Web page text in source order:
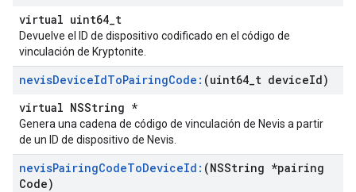
virtual uint64_t
Devuelve el ID de dispositivo codificado en el código de
vinculación de Kryptonite.
nevisDeviceIdToPairingCode: (uint64 t deviceId)
virtual NSString *
Genera una cadena de código de vinculación de Nevis a partir
de un ID de dispositivo de Nevis.
nevisPairingCodeToDeviceId: (NSString *pairing
Code)